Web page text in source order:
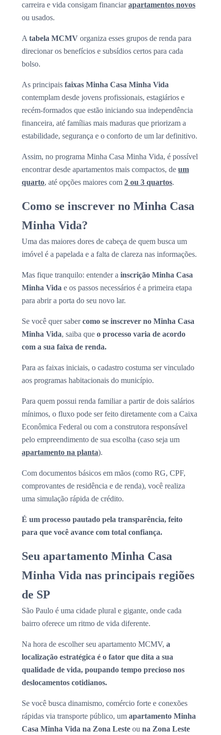
carreira e vida consigam financiarapartamentos novos
ou usados.
A tabela MCMV organiza esses grupos de renda para
direcionar os benefícios e subsídios certos para cada
bolso.
As principais faixas Minha Casa Minha Vida
contemplam desde jovens profissionais, estagiários e
recém-formados que estão iniciando sua independência
financeira, até famílias mais maduras que priorizam a
estabilidade, segurança e o conforto de um lar definitivo.
Assim, no programa Minha Casa Minha Vida, é possível
encontrar desde apartamentos mais compactos, de um
quarto, até opções maiores com 2 ou 3 quartos.
Como se inscrever no Minha Casa
Minha Vida?
Uma das maiores dores de cabeça de quem busca um
imóvel é a papelada e a falta de clareza nas informações.
Mas fique tranquilo: entender a inscrição Minha Casa
Minha Vida e os passos necessários é a primeira etapa
para abrir a porta do seu novo lar.
Se você quer sabercomo se inscrever no Minha Casa
Minha Vida, saiba que o processo varia de acordo
com a sua faixa de renda.
Para as faixas iniciais, o cadastro costuma ser vinculado
aos programas habitacionais do município.
Para quem possui renda familiar a partir de dois salários
mínimos, o fluxo pode ser feito diretamente com a Caixa
Econômica Federal ou com a construtora responsável
pelo empreendimento de sua escolha (caso seja um
apartamento na planta).
Com documentos básicos em mãos (como RG, CPF,
comprovantes de residência e de renda), você realiza
uma simulação rápida de crédito.
É um processo pautado pela transparência, feito
para que você avance com total confiança.
Seu apartamento Minha Casa
Minha Vida nas principais regiões
de SP
São Paulo é uma cidade plural e gigante, onde cada
bairro oferece um ritmo de vida diferente.
Na hora de escolher seu apartamento MCMV, a
localização estratégica é o fator que dita a sua
qualidade de vida, poupando tempo precioso nos
deslocamentos cotidianos.
Se você busca dinamismo, comércio forte e conexões
rápidas via transporte público, um apartamento Minha
Casa Minha Vida na Zona Leste ou na Zona Leste